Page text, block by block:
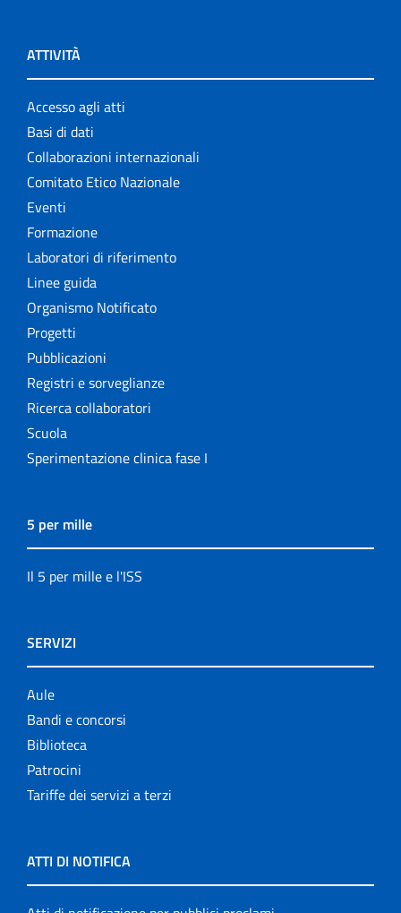
ATTIVITÀ
Accesso agli atti
Basi di dati
Collaborazioni internazionali
Comitato Etico Nazionale
Eventi
Formazione
Laboratori di riferimento
Linee guida
Organismo Notificato
Progetti
Pubblicazioni
Registri e sorveglianze
Ricerca collaboratori
Scuola
Sperimentazione clinica fase I
5 per mille
Il 5 per mille e l'ISS
SERVIZI
Aule
Bandi e concorsi
Biblioteca
Patrocini
Tariffe dei servizi a terzi
ATTI DI NOTIFICA